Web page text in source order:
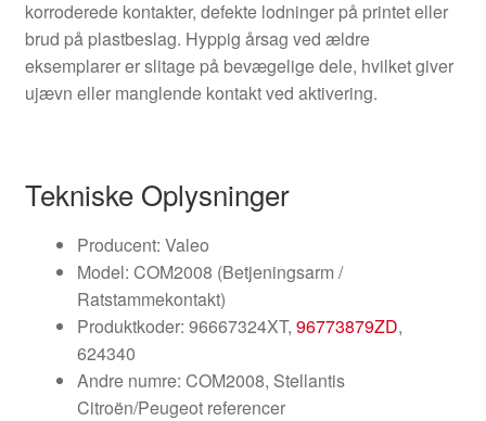
korroderede kontakter, defekte lodninger på printet eller
brud på plastbeslag. Hyppig årsag ved ældre
eksemplarer er slitage på bevægelige dele, hvilket giver
ujævn eller manglende kontakt ved aktivering.
Tekniske Oplysninger
Producent: Valeo
Model: COM2008 (Betjeningsarm /
Ratstammekontakt)
Produktkoder: 96667324XT, 96773879ZD,
624340
Andre numre: COM2008, Stellantis
Citroën/Peugeot referencer